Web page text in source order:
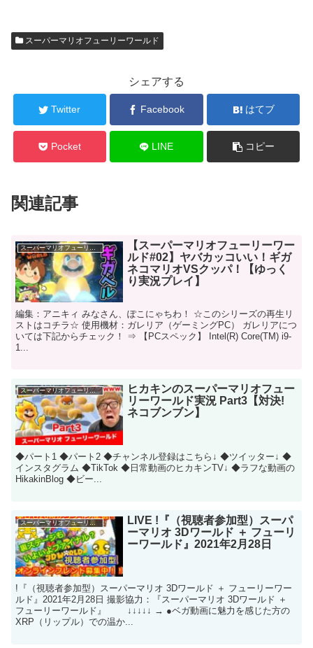
スーパーマリオフューリーワールド
シェアする
Twitter Facebook はてブ
Pocket LINE コピー
関連記事
スーパーマリオフューリーワールド
【スーパーマリオフューリーワー
ルド#02】ヤバカッコいい！ギガ
ネコマリオVSクッパ！【ゆっく
り実況プレイ】
編集：アニキィ みなさん、ぽこにゃちわ！ ☆このシリーズの再生リ
ストはコチラ☆ 使用機材：ガレリア（​ゲーミングPC​） ガレリアにつ
いては下記からチェック​！ ⇒ 【PCスペック】 Intel(R) Core(TM) i9-
1...
スーパーマリオフューリーワールド
ヒカキンのスーパーマリオフュー
リーワールド実況 Part3【対決!
ネコブンブン】
◆パート1 ◆パート2 ◆チャンネル登録はこちら↓ ◆ツイッター↓ ◆
インスタグラム ◆TikTok ◆日常動画のヒカキンTV↓ ◆ラフな動画の
HikakinBlog ◆ビー...
スーパーマリオフューリーワールド
LIVE !『（視聴者参加型）スーパ
ーマリオ 3Dワールド ＋ フューリ
ーワールド』2021年2月28日
!『（視聴者参加型）スーパーマリオ 3Dワールド ＋ フューリーワー
ルド』2021年2月28日 撮影協力：『スーパーマリオ 3Dワールド ＋
フューリーワールド』 ↓↓↓↓↓ → ●ベガ動画に魅力を感じた方の
XRP（リップル）での温か...